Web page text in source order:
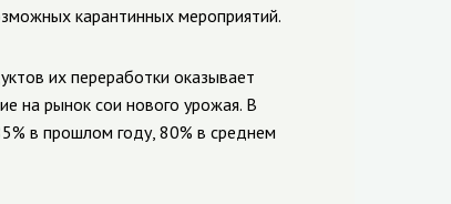
карантинных мероприятий.
их переработки оказывает
на рынок сои нового урожая. В
в прошлом году, 80% в среднем